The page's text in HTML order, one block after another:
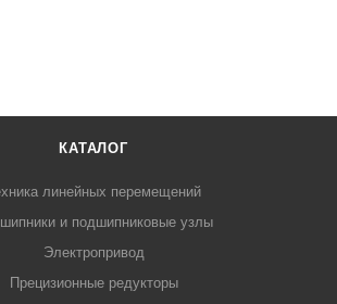
КАТАЛОГ
линейных перемещений
и подшипниковые узлы
Электропривод
Прецизионные редукторы